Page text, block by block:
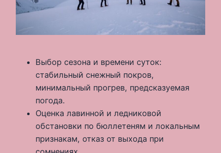
Выбор сезона и времени суток:
стабильный снежный покров,
минимальный прогрев, предсказуемая
погода.
Оценка лавинной и ледниковой
обстановки по бюллетеням и локальным
признакам, отказ от выхода при